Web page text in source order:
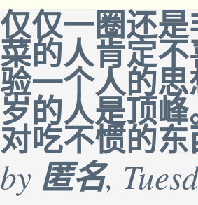
仅仅一圈还
菜的人肯定
验一个人的
岁的人是顶
对吃不惯的
by 匿名,